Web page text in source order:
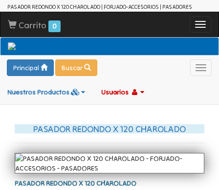
PASADOR REDONDO X 120 CHAROLADO | FORJADO-ACCESORIOS | PASADORES
Carrito 0
Principal Buscar
Nuestros Productos Usuarios
PASADOR REDONDO X 120 CHAROLADO
PASADOR REDONDO X 120 CHAROLADO